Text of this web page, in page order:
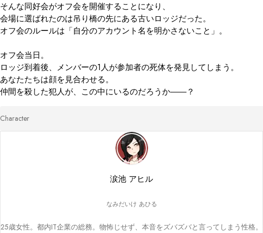
そんな同好会がオフ会を開催することになり、
会場に選ばれたのは吊り橋の先にある古いロッジだった。
オフ会のルールは「自分のアカウント名を明かさないこと」。
オフ会当日。
ロッジ到着後、メンバーの1人が参加者の死体を発見してしまう。
あなたたちは顔を見合わせる。
仲間を殺した犯人が、この中にいるのだろうか――？
Character
涙池 アヒル
なみだいけ あひる
25歳女性。都内IT企業の総務。物怖じせず、本音をズバズバと言ってしまう性格。